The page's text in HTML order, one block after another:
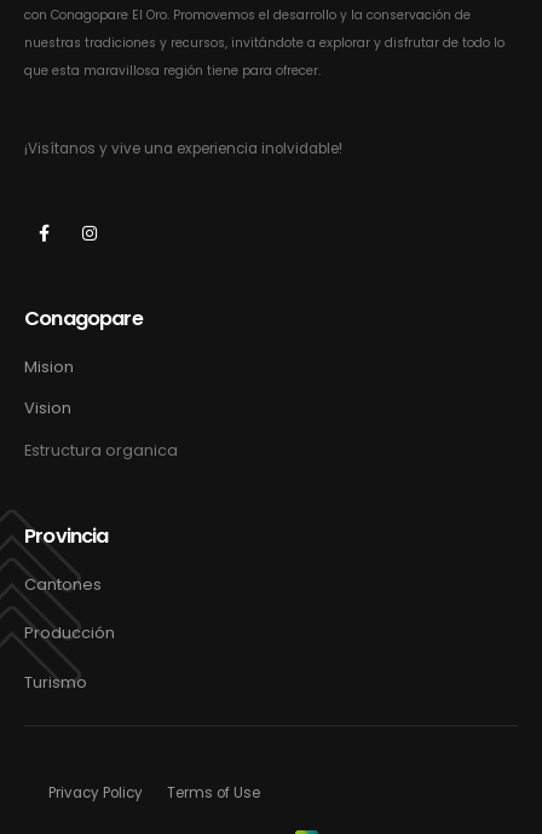
con Conagopare El Oro. Promovemos el desarrollo y la conservación de
nuestras tradiciones y recursos, invitándote a explorar y disfrutar de todo lo
que esta maravillosa región tiene para ofrecer.
¡Visítanos y vive una experiencia inolvidable!
Conagopare
Mision
Vision
Estructura organica
Provincia
Cantones
Producción
Turismo
Privacy Policy Terms of Use